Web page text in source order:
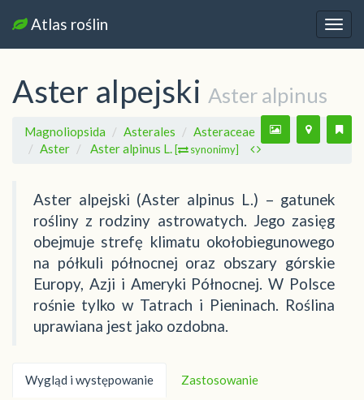
Atlas roślin
Aster alpejski Aster alpinus
Magnoliopsida Asterales
Asteraceae
Aster
Aster alpinus L. [ synonimy]
Aster alpejski (Aster alpinus L.) – gatunek
rośliny z rodziny astrowatych. Jego zasięg
obejmuje strefę klimatu okołobiegunowego
na półkuli północnej oraz obszary górskie
Europy, Azji i Ameryki Północnej. W Polsce
rośnie tylko w Tatrach i Pieninach. Roślina
uprawiana jest jako ozdobna.
Wygląd i występowanie Zastosowanie